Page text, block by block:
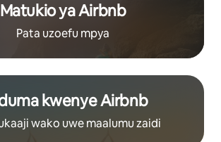
Matukio ya Airbnb
Pata uzoefu mpya
kwenye Airbnb
wako uwe maalumu zaidi